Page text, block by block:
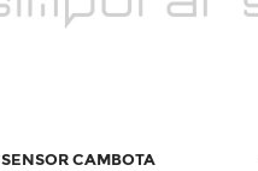
SENSOR CAMBOTA